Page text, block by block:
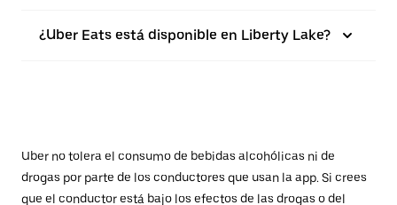
¿Uber Eats está disponible en Liberty Lake?
Uber no tolera el consumo de bebidas alcohólicas ni de
drogas por parte de los conductores que usan la app. Si crees
que el conductor está bajo los efectos de las drogas o del